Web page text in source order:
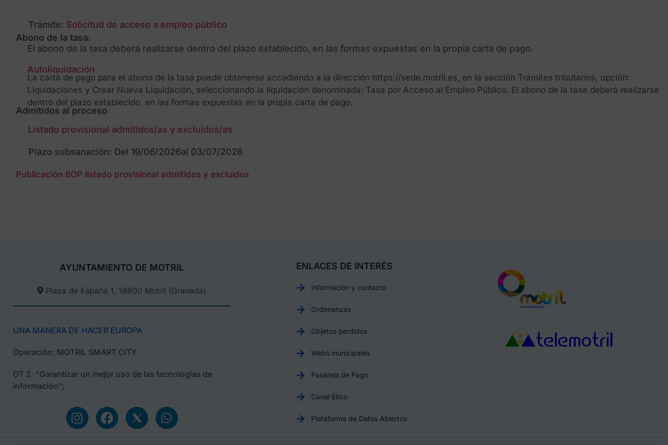
Trámite: Solicitud de acceso a empleo público
Abono de la tasa:
El abono de la tasa deberá realizarse dentro del plazo establecido, en las formas expuestas en la propia carta de pago.
Autoliquidación
La carta de pago para el abono de la tasa puede obtenerse accediendo a la dirección https://sede.motril.es, en la sección Trámites tributarios, opción:
Liquidaciones y Crear Nueva Liquidación, seleccionando la liquidación denominada: Tasa por Acceso al Empleo Público. El abono de la tasa deberá realizarse
dentro del plazo establecido, en las formas expuestas en la propia carta de pago.
Admitidos al proceso
Listado provisional admitidos/as y excluidos/as
Plazo subsanación: Del 19/06/2026al 03/07/2026
Publicación BOP listado provisional admitidos y excluidos
AYUNTAMIENTO DE MOTRIL
Plaza de España 1, 18600 Motril (Granada)​
UNA MANERA DE HACER EUROPA
Operación: MOTRIL SMART CITY
OT 2. “Garantizar un mejor uso de las tecnologías de
información”;
ENLACES DE INTERÉS
Información y contacto
Ordenanzas
Objetos perdidos
Webs municipales
Pasarela de Pago
Canal Ético
Plataforma de Datos Abiertos